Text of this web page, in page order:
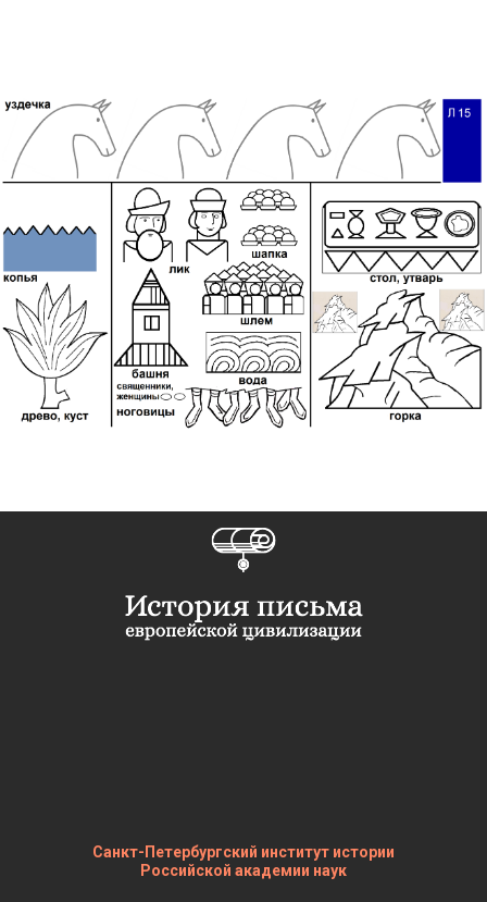
Санкт-Петербургский институт истории
Российской академии наук